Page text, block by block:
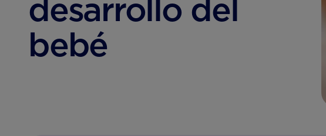
desarrollo del
bebé